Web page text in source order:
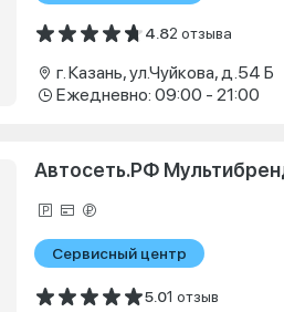
4.82 отзыва
г. Казань, ул.Чуйкова, д.54 Б
Ежедневно: 09:00 - 21:00
Автосеть.РФ
Сервисный центр
5.01 отзыв